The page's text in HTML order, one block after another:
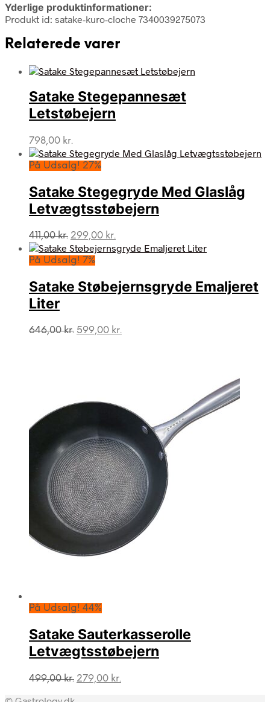
Yderlige produktinformationer:
Produkt id: satake-kuro-cloche 7340039275073
Relaterede varer
Satake Stegepannesæt
Letstøbejern
798,00 kr.
På Udsalg! 27%
Satake Stegegryde Med Glaslåg
Letvægtsstøbejern
411,00kr. Den
oprindelige
pris
411,00 kr..
299,00 kr.
aktuelle
299,00 kr..
På Udsalg! 7%
Satake Støbejernsgryde Emaljeret
Liter
646,00kr. Den
599,00 kr.
På Udsalg! 44%
Satake Sauterkasserolle
Letvægtsstøbejern
499,00kr. Den
279,00 kr.